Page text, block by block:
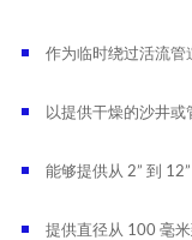
作为临时绕过活流管
以提供干燥的沙井或
能够提供从 2” 到
提供直径从 100 毫